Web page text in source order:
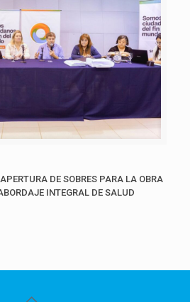
DE SOBRES PARA LA OBRA
INTEGRAL DE SALUD